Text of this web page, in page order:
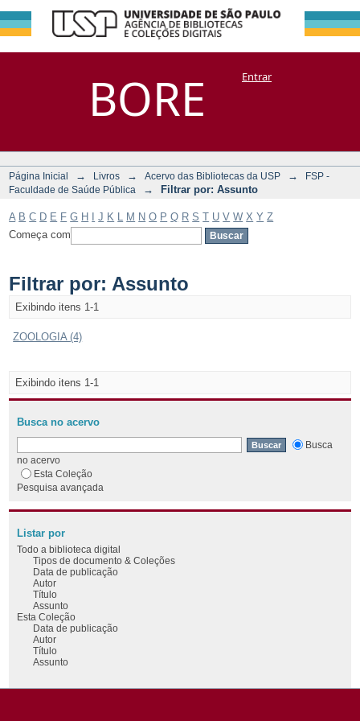
BORE
Filtrar por:
Assunto
DSpace/Manakin + CoriscoEntrar
Página Inicial → Livros → Acervo das Bibliotecas da USP →
FSP -
Faculdade de Saúde Pública
→ Filtrar por: Assunto
A B C D E F G H J K M N O P Q R S T U V W X Y Z
Começa com
Filtrar por: Assunto
Exibindo itens 1-1
ZOOLOGIA (4)
Exibindo itens 1-1
Busca no acervo
Busca
no acervo
Esta Coleção
Pesquisa avançada
Listar por
Todo a biblioteca digital
Tipos de documento & Coleções
Data de publicação
Autor
Título
Assunto
Esta Coleção
Data de publicação
Autor
Título
Assunto